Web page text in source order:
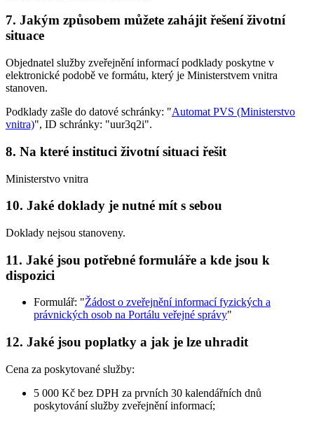
7. Jakým způsobem můžete zahájit řešení životní
situace
Objednatel služby zveřejnění informací podklady poskytne v
elektronické podobě ve formátu, který je Ministerstvem vnitra
stanoven.
Podklady zašle do datové schránky: "Automat PVS (Ministerstvo
vnitra)", ID schránky: "uur3q2i".
8. Na které instituci životní situaci řešit
Ministerstvo vnitra
10. Jaké doklady je nutné mít s sebou
Doklady nejsou stanoveny.
11. Jaké jsou potřebné formuláře a kde jsou k
dispozici
Formulář: "Žádost o zveřejnění informací fyzických a
právnických osob na Portálu veřejné správy"
12. Jaké jsou poplatky a jak je lze uhradit
Cena za poskytované služby:
5 000 Kč bez DPH za prvních 30 kalendářních dnů
poskytování služby zveřejnění informací;